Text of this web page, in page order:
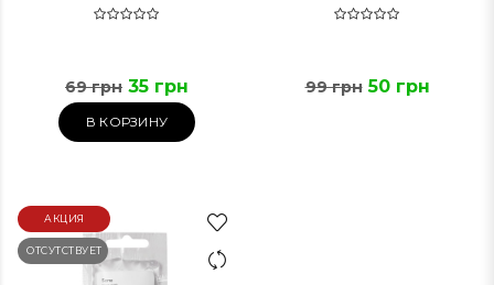
69 грн 35 грн
В КОРЗИНУ
99 грн 50 грн
АКЦИЯ
ОТСУТСТВУЕТ